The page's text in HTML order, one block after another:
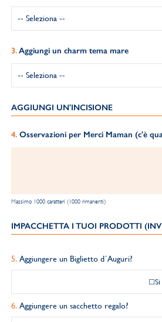
Aggiungi un charm tema mare
AGGIUNGI UN'INCISIONE
Osservazioni per Merci Maman (c'è
Massimo 1000 caratteri (1000 rimanenti)
IMPACCHETTA I TUOI PRODOTTI
Aggiungere un Biglietto d´Auguri?
Si
Aggiungere un sacchetto regalo?